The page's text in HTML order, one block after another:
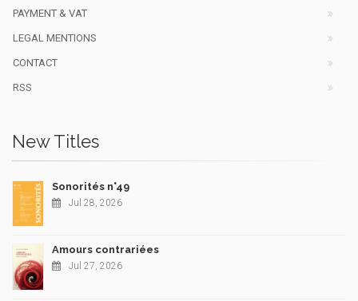
PAYMENT & VAT
LEGAL MENTIONS
CONTACT
RSS
New Titles
Sonorités n°49
Jul 28, 2026
Amours contrariées
Jul 27, 2026